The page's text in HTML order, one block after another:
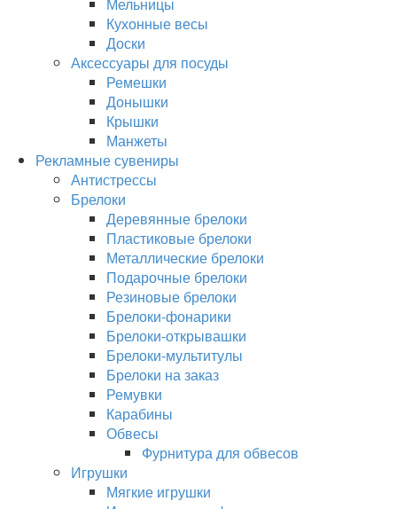
Кухонные весы
Доски
Аксессуары для посуды
Ремешки
Донышки
Крышки
Манжеты
Рекламные сувениры
Антистрессы
Брелоки
Деревянные брелоки
Пластиковые брелоки
Металлические брелоки
Подарочные брелоки
Резиновые брелоки
Брелоки-фонарики
Брелоки-открывашки
Брелоки-мультитулы
Брелоки на заказ
Ремувки
Карабины
Обвесы
Фурнитура для обвесов
Игрушки
Мягкие игрушки